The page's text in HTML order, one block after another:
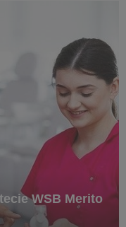
m...
WSB Merito